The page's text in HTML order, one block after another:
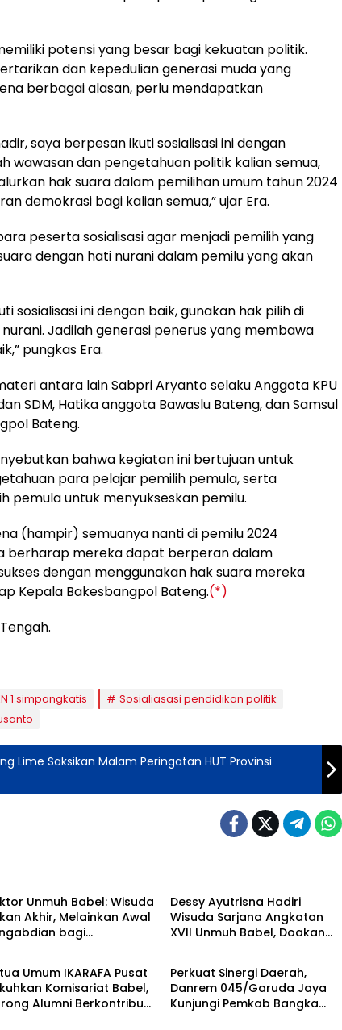
potensi yang besar bagi kekuatan politik.
dan kepedulian generasi muda yang
berbagai alasan, perlu mendapatkan
saya berpesan ikuti sosialisasi ini dengan
wawasan dan pengetahuan politik kalian semua,
hak suara dalam pemilihan umum tahun 2024
demokrasi bagi kalian semua,” ujar Era.
peserta sosialisasi agar menjadi pemilih yang
dengan hati nurani dalam pemilu yang akan
sosialisasi ini dengan baik, gunakan hak pilih di
Jadilah generasi penerus yang membawa
pungkas Era.
antara lain Sabpri Aryanto selaku Anggota KPU
SDM, Hatika anggota Bawaslu Bateng, dan Samsul
Bateng.
bahwa kegiatan ini bertujuan untuk
para pelajar pemilih pemula, serta
pemula untuk menyukseskan pemilu.
(hampir) semuanya nanti di pemilu 2024
berharap mereka dapat berperan dalam
dengan menggunakan hak suara mereka
Kepala Bakesbangpol Bateng.(*)
1 simpangkatis
Sosialiasasi pendidikan politik
Lime Saksikan Malam Peringatan HUT Provinsi
Unmuh Babel: Wisuda
Akhir, Melainkan Awal
bagi
Dessy Ayutrisna Hadiri
Wisuda Sarjana Angkatan
XVII Unmuh Babel, Doakan
Bangka Tengah
Umum IKARAFA Pusat
Komisariat Babel,
Alumni Berkontribusi
Bangka Tengah
Perkuat Sinergi Daerah,
Danrem 045/Garuda Jaya
Kunjungi Pemkab Bangka